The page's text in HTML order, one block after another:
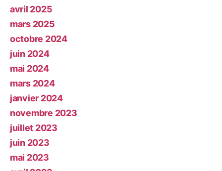
avril 2025
mars 2025
octobre 2024
juin 2024
mai 2024
mars 2024
janvier 2024
novembre 2023
juillet 2023
juin 2023
mai 2023